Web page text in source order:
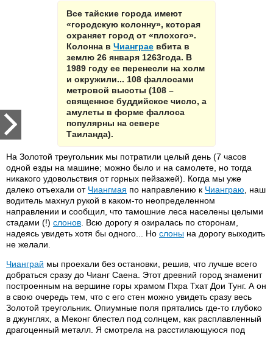
Все тайские города имеют
«городскую колонну», которая
охраняет город от «плохого».
Колонна в Чианграе вбита в
землю 26 января 1263года. В
1989 году ее перенесли на холм
и окружили... 108 фаллосами
метровой высоты (108 –
священное буддийское число, а
амулеты в форме фаллоса
популярны на севере
Таиланда).
На Золотой треугольник мы потратили целый день (7 часов
одной езды на машине; можно было и на самолете, но тогда
никакого удовольствия от горных пейзажей). Когда мы уже
далеко отъехали от Чиангмая по направлению к Чианграю , наш
водитель махнул рукой в каком-то неопределенном
направлении и сообщил, что тамошние леса населены целыми
стадами (!) слонов . Всю дорогу я озиралась по сторонам,
надеясь увидеть хотя бы одного... Но слоны на дорогу выходить
не желали.
Чианграй мы проехали без остановки, решив, что лучше всего
добраться сразу до Чианг Саена. Этот древний город знаменит
построенным на вершине горы храмом Пхра Тхат Дои Тунг. А он
в свою очередь тем, что с его стен можно увидеть сразу весь
Золотой треугольник. Опиумные поля прятались где-то глубоко
в джунглях, а Меконг блестел под солнцем, как расплавленный
драгоценный металл. Я смотрела на расстилающуюся под